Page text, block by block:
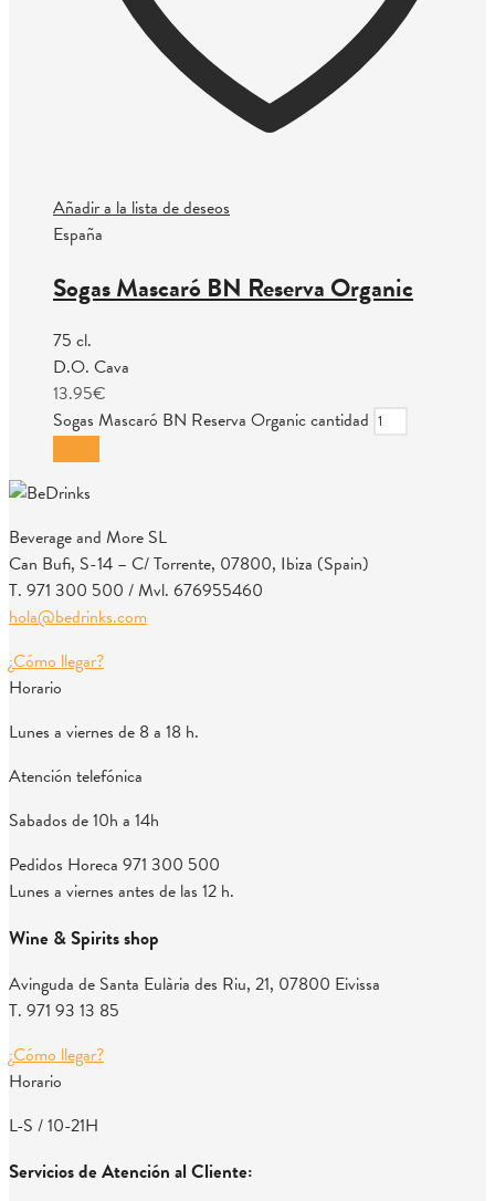
Añadir a la lista de deseos
España
Sogas Mascaró BN Reserva Organic
75 cl.
D.O. Cava
13.95€
Sogas Mascaró BN Reserva Organic cantidad
Beverage and More SL
Can Bufi, S-14 – C/ Torrente, 07800, Ibiza (Spain)
T. 971 300 500 / Mvl. 676955460
hola@bedrinks.com
¿Cómo llegar?
Horario
Lunes a viernes de 8 a 18 h.
Atención telefónica
Sabados de 10h a 14h
Pedidos Horeca 971 300 500
Lunes a viernes antes de las 12 h.
Wine & Spirits shop
Avinguda de Santa Eulària des Riu, 21, 07800 Eivissa
T. 971 93 13 85
¿Cómo llegar?
Horario
L-S / 10-21H
Servicios de Atención al Cliente: